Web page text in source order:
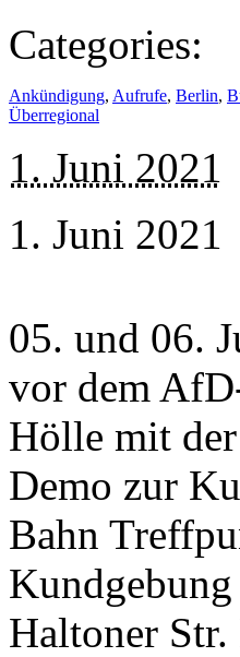
Categories:
Ankündigung, Aufrufe, Berlin,
Überregional
1. Juni 2021
1. Juni 2021
05. und 06.
vor dem
Hölle mit
Demo zur
Bahn
Haltoner